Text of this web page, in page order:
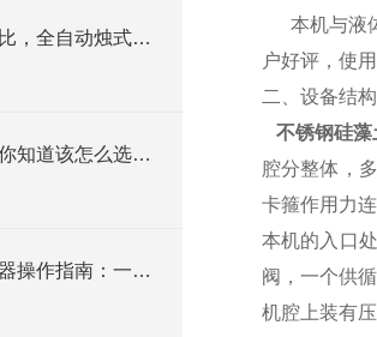
与传统过滤器相比，全自动烛式过滤器具有许多优势
盐酸袋式过滤器你知道该怎么选吗？
全自动蛋液过滤器操作指南：一键清洗，降低人工成本
本机与液体
户好评，使
二、设备结构
不锈钢硅
腔分整体，
卡箍作用力
本机的入口
阀，一个供
机腔上装有